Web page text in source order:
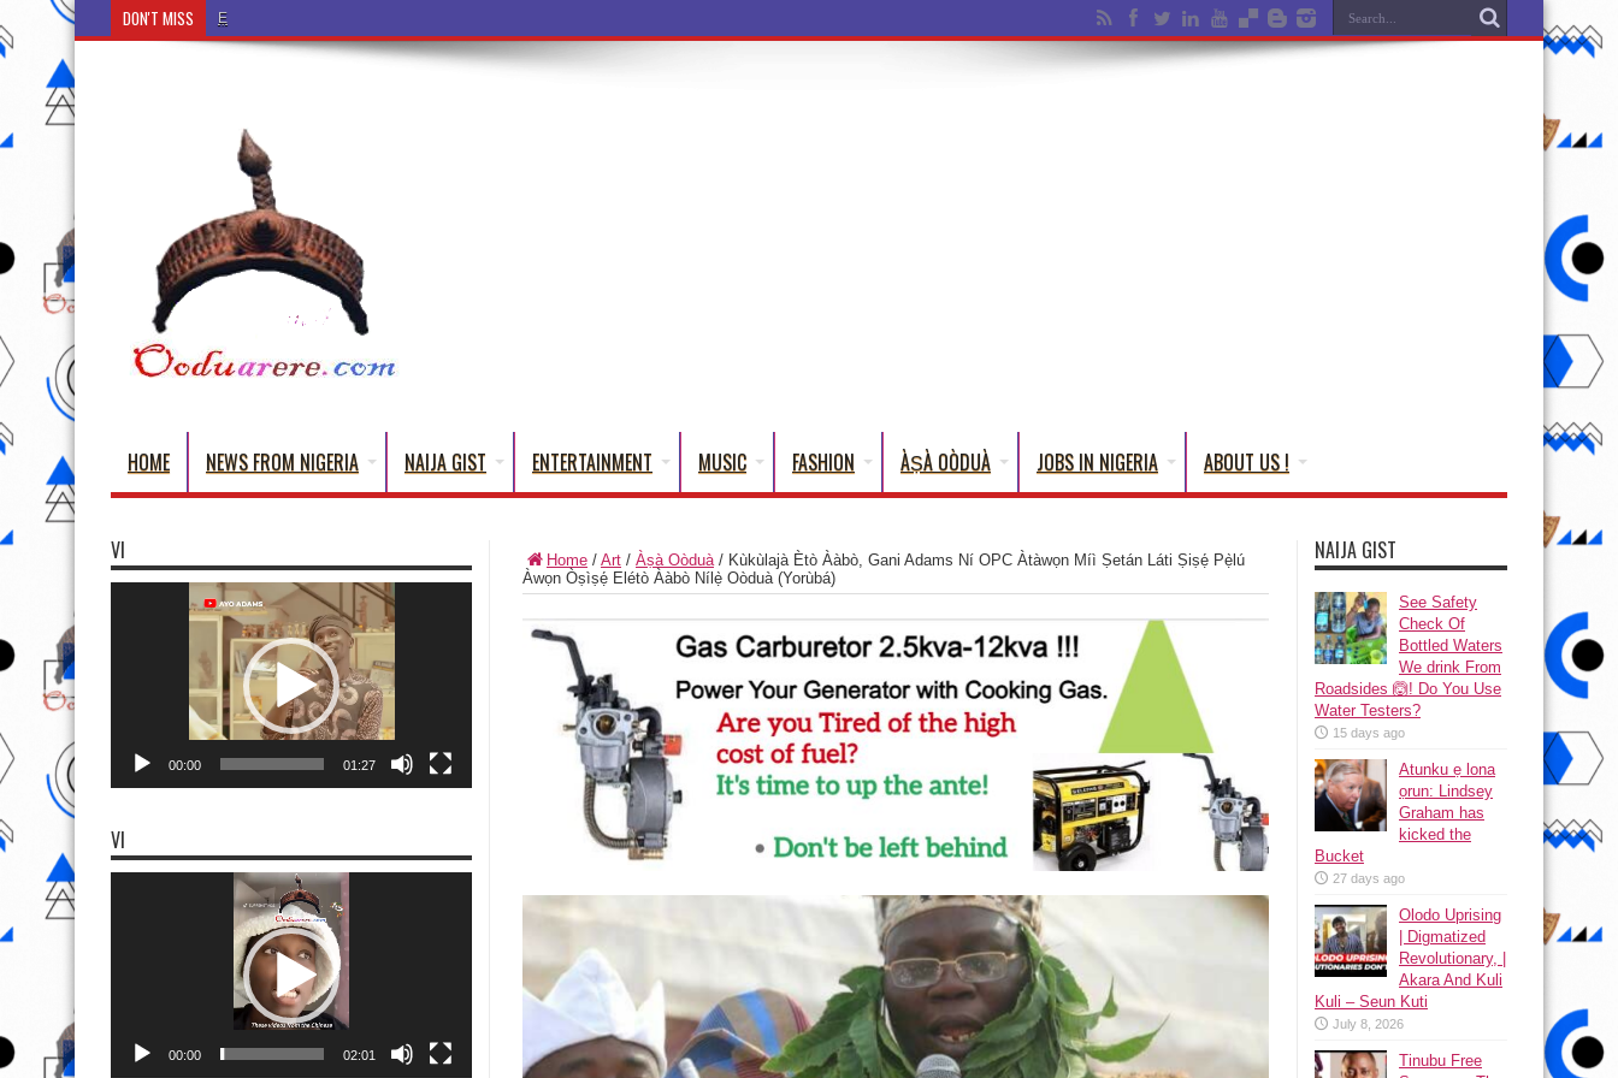
DON'T MISS Ẹ Káàbọ̀! (Step Into the Beautiful World of Yoruba Words That En
HOME NEWS FROM NIGERIA NAIJA GIST ENTERTAINMENT MUSIC FASHION ÀṢÀ OÒDUÀ JOBS IN NIGERIA ABOUT US !
Home / Art / Àṣà Oòduà/ Kùkùlajà Ètò Ààbò, Gani Adams Ní OPC Àtàwọn Míì Ṣetán Láti Ṣiṣẹ́ Pẹ̀lú
Àwọn Òṣìṣẹ́ Elétò Ààbò Nílẹ̀ Oòduà (Yorùbá)
NAIJA GIST
See Safety
Check Of
Bottled Waters
We drink From
Roadsides 🙆! Do You Use
Water Testers?
15 days ago
Atunku ẹ lona
ọrun: Lindsey
Graham has
kicked the
Bucket
27 days ago
Olodo Uprising
| Digmatized
Revolutionary, |
Akara And Kuli
Kuli – Seun Kuti
July 8, 2026
Tinubu Free
VI
00:00 01:27
VI
00:00 02:01